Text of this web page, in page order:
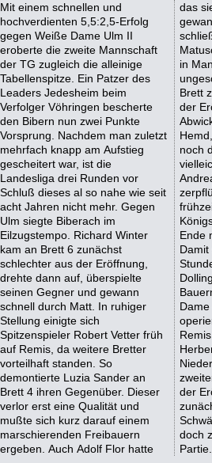
Mit einem schnellen und
hochverdienten 5,5:2,5-Erfolg
gegen Weiße Dame Ulm II
eroberte die zweite Mannschaft
der TG zugleich die alleinige
Tabellenspitze. Ein Patzer des
Leaders Jedesheim beim
Verfolger Vöhringen bescherte
den Bibern nun zwei Punkte
Vorsprung. Nachdem man zuletzt
mehrfach knapp am Aufstieg
gescheitert war, ist die
Landesliga drei Runden vor
Schluß dieses al so nahe wie seit
acht Jahren nicht mehr. Gegen
Ulm siegte Biberach im
Eilzugstempo. Richard Winter
kam an Brett 6 zunächst
schlechter aus der Eröffnung,
drehte dann auf, überspielte
seinen Gegner und gewann
schnell durch Matt. In ruhiger
Stellung einigte sich
Spitzenspieler Robert Vetter früh
auf Remis, da weitere Bretter
vorteilhaft standen. So
demontierte Luzia Sander an
Brett 4 ihren Gegenüber. Dieser
verlor erst eine Qualität und
mußte sich kurz darauf einem
marschierenden Freibauern
ergeben. Auch Adolf Flor hatte
das siebte Brett stets im Griff,
gewann Material um Material und
schließlich die Partie. Nicolai
Matuschek, seit über zwei Jahren
in Mannschaftskämpfen
ungeschlagen, kam am dritten
Brett zwar deutlich besser aus
der Eröffnung, stand nach einer
Abwicklung aber beinahe im
Hemd, ehe er dem Ulmer doch
noch das Remis abrang. Das
vielleicht schönste Schach spielte
Andreas Ege an Brett 8. Er
zerpflückte mit starkem Angriff
frühzeitig die feindliche
Königsstellung und gewann am
Ende mit feiner Kombination.
Damit stand es nach knapp drei
Stunden bereits 5:1. Jürgen
Dollinger, der an Brett 5 einen
Bauern gewonnen hatte, aber mit
Dame gegen zwei Türme
operieren mußte, gab nun
Remis. Schlußendlich mußte
Herbert Haberbosch die einzige
Niederlage hinnehmen. Am
zweiten Brett kam er schlecht aus
der Eröffnung, konsolidierte dann
zunächst geschickt alle
Schwächen, verlor aber am Ende
doch zwei Bauern und damit die
Partie.